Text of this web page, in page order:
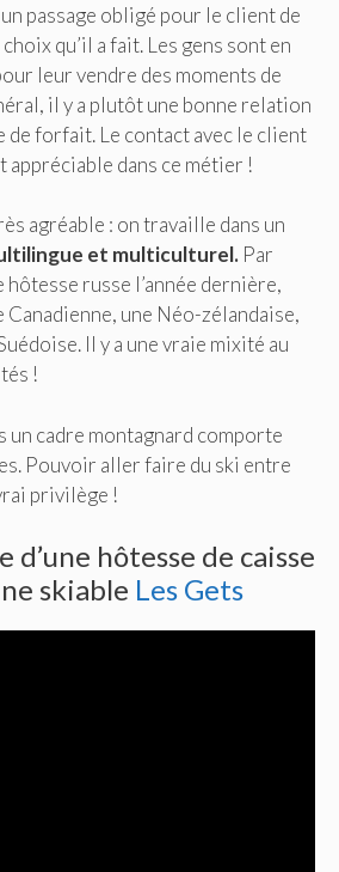
un passage obligé pour le client de
qu’il a fait. Les gens sont en
leur vendre des moments de
il y a plutôt une bonne relation
de forfait. Le contact avec le client
dans ce métier !
agréable : on travaille dans un
et multiculturel. Par
hôtesse russe l’année dernière,
Canadienne, une Néo-zélandaise,
Il y a une vraie mixité au
!
un cadre montagnard comporte
Pouvoir aller faire du ski entre
privilège !
d’une hôtesse de caisse
skiable Les Gets